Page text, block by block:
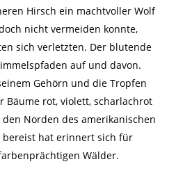
Hirsch ein machtvoller Wolf
nicht vermeiden konnte,
sich verletzten. Der blutende
auf und davon.
Gehörn und die Tropfen
Bäume rot, violett, scharlachrot
Norden des amerikanischen
bereist hat erinnert sich für
Wälder.